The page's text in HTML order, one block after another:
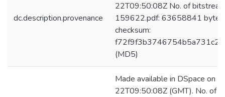
dc.description.provenance
22T09:50:08Z No. of
159622.pdf: 63658841 bytes,
checksum:
(MD5)
Made available in DSpace on
22T09:50:08Z (GMT). No. of